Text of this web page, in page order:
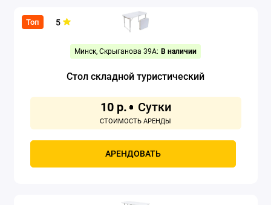
Холодильники автомобильные
Топ 5
Минск, Скрыганова 39А: В наличии
Стол складной туристический
10 р.
АРЕНДОВАТЬ